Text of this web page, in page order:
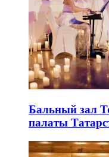
Бальный зал
палаты